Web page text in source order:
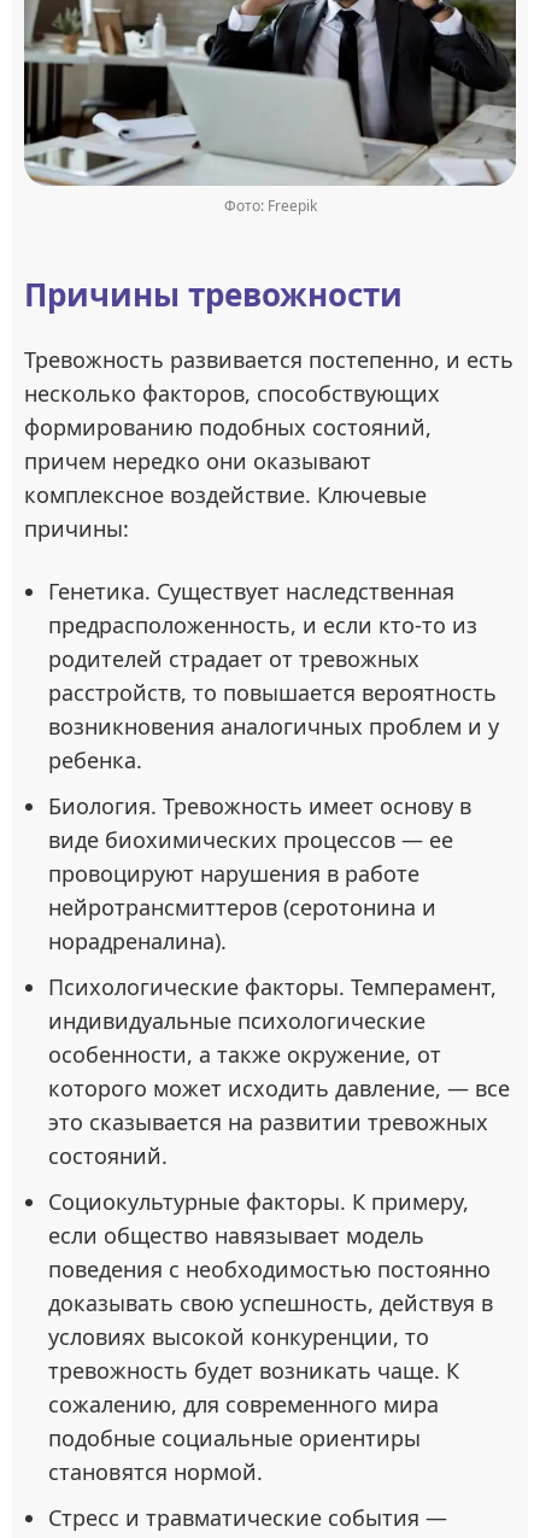
Фото: Freepik
Причины тревожности
Тревожность развивается постепенно, и есть
несколько факторов, способствующих
формированию подобных состояний,
причем нередко они оказывают
комплексное воздействие. Ключевые
причины:
Генетика. Существует наследственная
предрасположенность, и если кто-то из
родителей страдает от тревожных
расстройств, то повышается вероятность
возникновения аналогичных проблем и у
ребенка.
Биология. Тревожность имеет основу в
виде биохимических процессов — ее
провоцируют нарушения в работе
нейротрансмиттеров (серотонина и
норадреналина).
Психологические факторы. Темперамент,
индивидуальные психологические
особенности, а также окружение, от
которого может исходить давление, — все
это сказывается на развитии тревожных
состояний.
Социокультурные факторы. К примеру,
если общество навязывает модель
поведения с необходимостью постоянно
доказывать свою успешность, действуя в
условиях высокой конкуренции, то
тревожность будет возникать чаще. К
сожалению, для современного мира
подобные социальные ориентиры
становятся нормой.
Стресс и травматические события —